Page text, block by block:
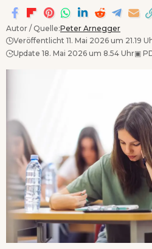
Autor / Quelle:Peter Arnegger
Veröffentlicht 11. Mai 2026 um 21.19
Update 18. Mai 2026 um 8.54 Uhr▣